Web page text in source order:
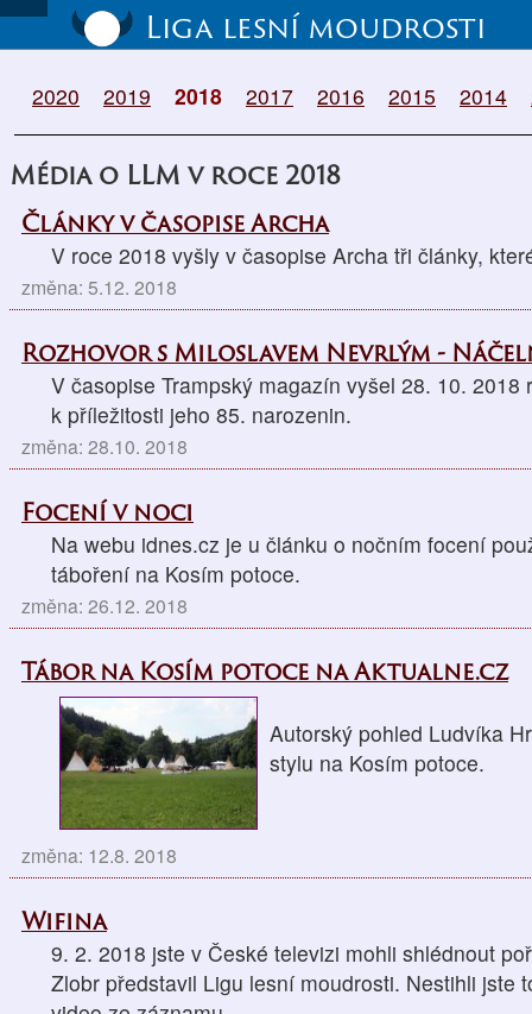
Liga lesní moudrosti
2020 2019 2018 2017 2016 2015 2014
Média o LLM v roce 2018
Články v časopise Archa
V roce 2018 vyšly v časopise Archa tři články,
změna: 5.12. 2018
Rozhovor s Miloslavem Nevrlým -
V časopise Trampský magazín vyšel 28. 10.
k příležitosti jeho 85. narozenin.
změna: 28.10. 2018
Focení v noci
Na webu idnes.cz je u článku o nočním focení
táboření na Kosím potoce.
změna: 26.12. 2018
Tábor na Kosím potoce na Aktualne.cz
Autorský pohled Ludvíka
stylu na Kosím potoce.
změna: 12.8. 2018
Wifina
9. 2. 2018 jste v České televizi mohli shlédnout
Zlobr představil Ligu lesní moudrosti. Nestihli jste